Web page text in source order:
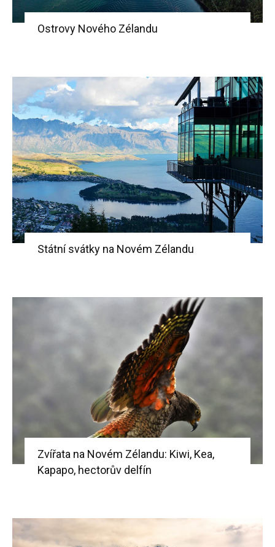
Ostrovy Nového Zélandu
Státní svátky na Novém Zélandu
Zvířata na Novém Zélandu: Kiwi, Kea,
Kapapo, hectorův delfín